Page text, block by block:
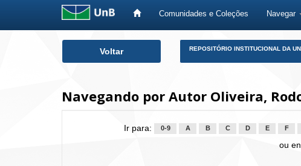
Comunidades e Coleções Navegar
Voltar REPOSITÓRIO INSTITUCIONAL DA
Navegando por Autor Oliveira,
Ir para: 0-9 A B C D E F
ou